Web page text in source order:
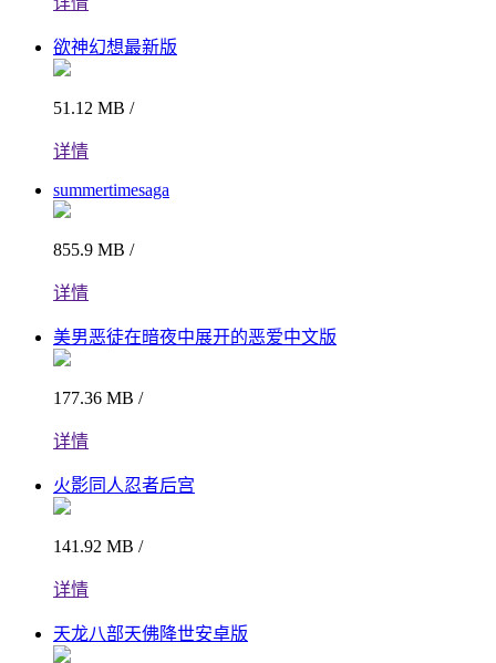
欲神幻想最新版
51.12 MB /
详情
summertimesaga
855.9 MB /
详情
美男恶徒在暗夜中展开的恶爱中文版
177.36 MB /
详情
火影同人忍者后宫
141.92 MB /
详情
天龙八部天佛降世安卓版